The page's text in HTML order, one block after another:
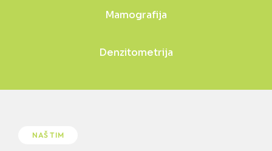
Mamografija
Denzitometrija
NAŠ TIM